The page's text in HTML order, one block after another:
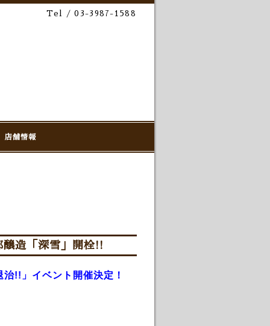
Tel / 03-3987-1588
店舗情報
造「深雪」開栓!!
!!」イベント開催決定！